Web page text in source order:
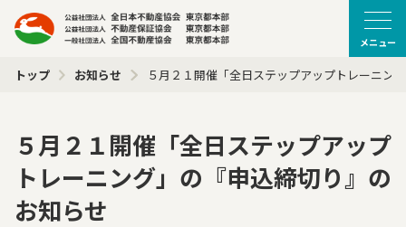
メニュー
トップ お知らせ ５月２１開催「全日ステップアップトレーニン
５月２１開催「全日ステップアップ
トレーニング」の『申込締切り』の
お知らせ